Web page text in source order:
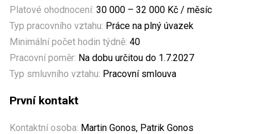
Platové ohodnocení: 30 000 – 32 000 Kč / měsíc
Typ pracovního vztahu: Práce na plný úvazek
Minimální počet hodin týdně: 40
Pracovní poměr: Na dobu určitou do 1.7.2027
Typ smluvního vztahu: Pracovní smlouva
První kontakt
Kontaktní osoba: Martin Gonos, Patrik Gonos